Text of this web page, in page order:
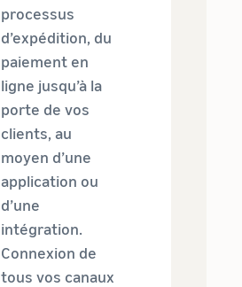
processus
d’expédition, du
paiement en
ligne jusqu’à la
porte de vos
clients, au
moyen d’une
application ou
d’une
intégration.
Connexion de
tous vos canaux